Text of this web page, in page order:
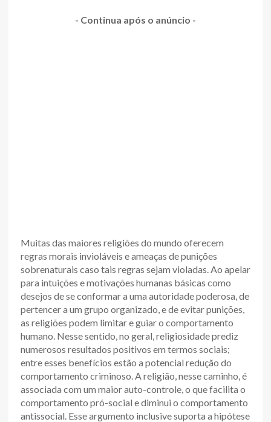
- Continua após o anúncio -
Muitas das maiores religiões do mundo oferecem
regras morais invioláveis e ameaças de punições
sobrenaturais caso tais regras sejam violadas. Ao apelar
para intuições e motivações humanas básicas como
desejos de se conformar a uma autoridade poderosa, de
pertencer a um grupo organizado, e de evitar punições,
as religiões podem limitar e guiar o comportamento
humano. Nesse sentido, no geral, religiosidade prediz
numerosos resultados positivos em termos sociais;
entre esses benefícios estão a potencial redução do
comportamento criminoso. A religião, nesse caminho, é
associada com um maior auto-controle, o que facilita o
comportamento pró-social e diminui o comportamento
antissocial. Esse argumento inclusive suporta a hipótese